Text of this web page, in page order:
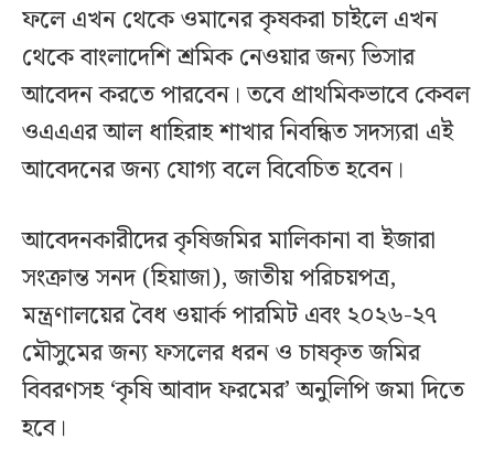
ফলে এখন থেকে ওমানের কৃষকরা চাইলে এখন
থেকে বাংলাদেশি শ্রমিক নেওয়ার জন্য ভিসার
আবেদন করতে পারবেন। তবে প্রাথমিকভাবে কেবল
ওএএএর আল ধাহিরাহ শাখার নিবন্ধিত সদস্যরা এই
আবেদনের জন্য যোগ্য বলে বিবেচিত হবেন।
আবেদনকারীদের কৃষিজমির মালিকানা বা ইজারা
সংক্রান্ত সনদ (হিয়াজা), জাতীয় পরিচয়পত্র,
মন্ত্রণালয়ের বৈধ ওয়ার্ক পারমিট এবং ২০২৬-২৭
মৌসুমের জন্য ফসলের ধরন ও চাষকৃত জমির
বিবরণসহ ‘কৃষি আবাদ ফরমের’ অনুলিপি জমা দিতে
হবে।